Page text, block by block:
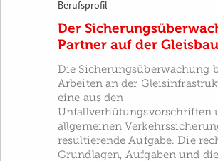
Berufsprofil
Der
Partner auf der
Die Sicherungsüberwachung
Arbeiten an der
eine aus den
Unfallverhütungsvorschriften
allgemeinen
resultierende Aufgabe. Die
Grundlagen, Aufgaben und die